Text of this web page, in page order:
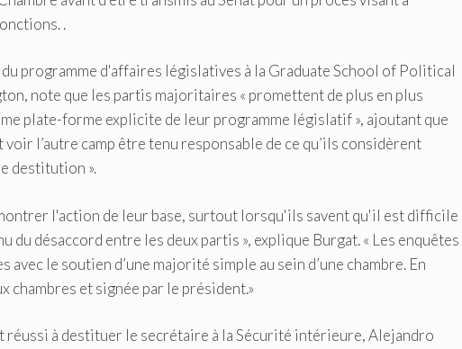
.
programme d'affaires législatives à la Graduate School of Political
note que les partis majoritaires « promettent de plus en plus
plate-forme explicite de leur programme législatif », ajoutant que
l’autre camp être tenu responsable de ce qu’ils considèrent
destitution ».
l'action de leur base, surtout lorsqu'ils savent qu'il est difficile
désaccord entre les deux partis », explique Burgat. « Les enquêtes
le soutien d’une majorité simple au sein d’une chambre. En
chambres et signée par le président.»
réussi à destituer le secrétaire à la Sécurité intérieure, Alejandro